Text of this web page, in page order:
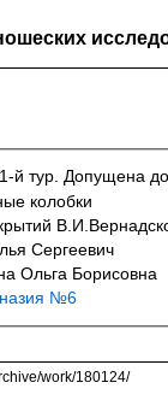
й тур. Допущена
колобки
Сергеевич
Ольга Борисовна
№6
work/180124/